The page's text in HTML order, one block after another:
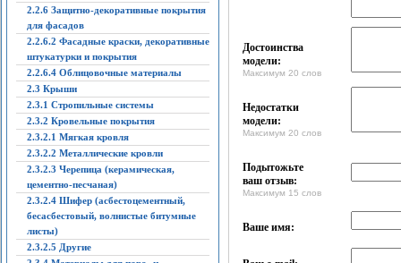
2.2.6 Защитно-декоративные покрытия
для фасадов
2.2.6.2 Фасадные краски, декоративные
штукатурки и покрытия
2.2.6.4 Облицовочные материалы
2.3 Крыши
2.3.1 Стропильные системы
2.3.2 Кровельные покрытия
2.3.2.1 Мягкая кровля
2.3.2.2 Металлические кровли
2.3.2.3 Черепица (керамическая,
цементно-песчаная)
2.3.2.4 Шифер (асбестоцементный,
бесасбестовый, волнистые битумные
листы)
2.3.2.5 Другие
Достоинства
модели:
Максимум 20 слов
Недостатки
модели:
Максимум 20 слов
Подытожьте
ваш отзыв:
Максимум 15 слов
Ваше имя: